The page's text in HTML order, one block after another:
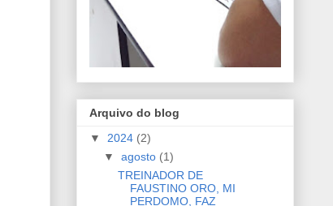
Arquivo do blog
▼ 2024 (2)
▼ agosto (1)
TREINADOR DE
FAUSTINO ORO, MI
PERDOMO, FAZ